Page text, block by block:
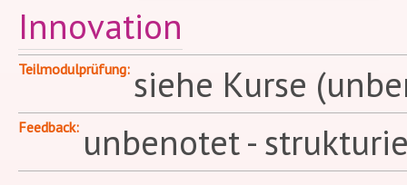
Innovation
Teilmodulprüfung siehe Kurse
Feedback unbenotet -